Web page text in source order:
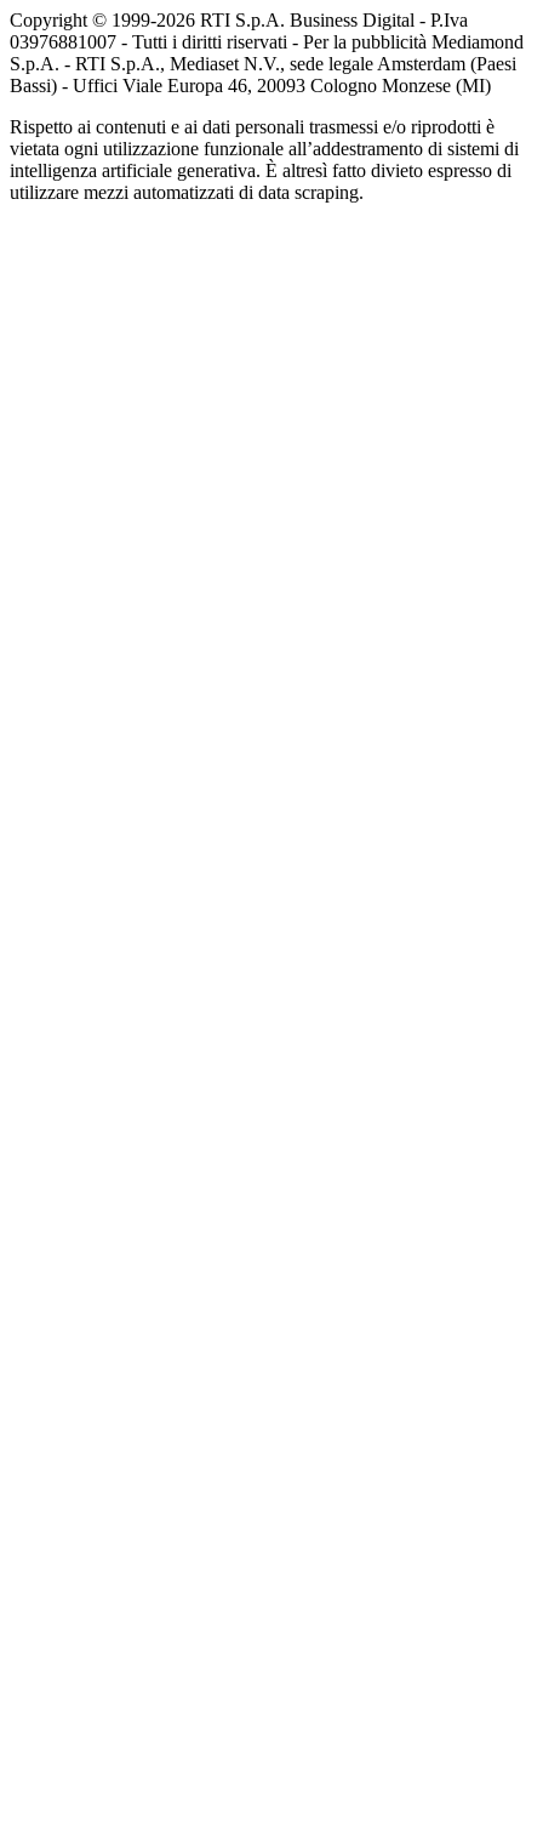
Copyright © 1999-2026 RTI S.p.A. Business Digital - P.Iva
03976881007 - Tutti i diritti riservati - Per la pubblicità Mediamond
S.p.A. - RTI S.p.A., Mediaset N.V., sede legale Amsterdam (Paesi
Bassi) - Uffici Viale Europa 46, 20093 Cologno Monzese (MI)
Rispetto ai contenuti e ai dati personali trasmessi e/o riprodotti è
vietata ogni utilizzazione funzionale all’addestramento di sistemi di
intelligenza artificiale generativa. È altresì fatto divieto espresso di
utilizzare mezzi automatizzati di data scraping.